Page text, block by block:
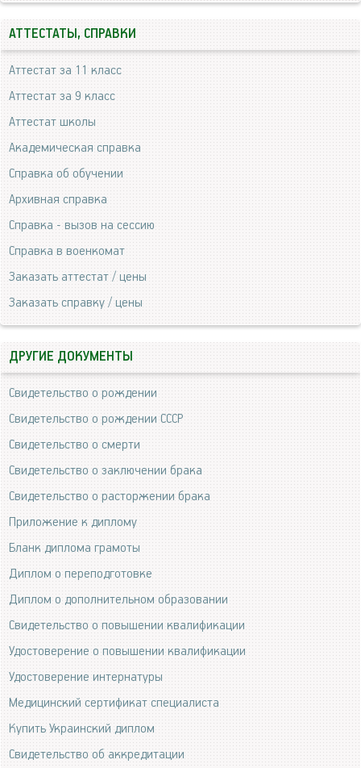
АТТЕСТАТЫ, СПРАВКИ
Аттестат за 11 класс
Аттестат за 9 класс
Аттестат школы
Академическая справка
Справка об обучении
Архивная справка
Справка - вызов на сессию
Справка в военкомат
Заказать аттестат / цены
Заказать справку / цены
ДРУГИЕ ДОКУМЕНТЫ
Свидетельство о рождении
Свидетельство о рождении СССР
Свидетельство о смерти
Свидетельство о заключении брака
Свидетельство о расторжении брака
Приложение к диплому
Бланк диплома грамоты
Диплом о переподготовке
Диплом о дополнительном образовании
Свидетельство о повышении квалификации
Удостоверение о повышении квалификации
Удостоверение интернатуры
Медицинский сертификат специалиста
Купить Украинский диплом
Свидетельство об аккредитации